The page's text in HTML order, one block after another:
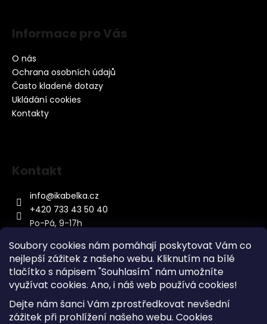
Soubory cookies nám pomáhají poskytovat Vám co
nejlepší zážitek z našeho webu. Kliknutím na bílé
tlačítko s nápisem "Souhlasím" nám umožníte
využívat cookies. Ano, i náš web používá cookies!
Dejte nám šanci Vám zprostředkovat nevšední
zážitek při prohlížení našeho webu. Cookies
Informace pro Vás
O nás
Ochrana osobních údajů
Často kladené dotazy
Ukládání cookies
Kontakty
Kontakt
info@ikabelka.cz
+420 733 43 50 40
Po-Pá, 9-17h
Kontakt
Sitemap